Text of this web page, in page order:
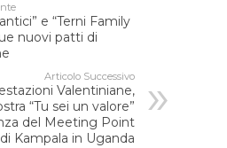
e “Terni Family
nuovi patti di
Articolo Successivo
Valentiniane,
“Tu sei un valore”
del Meeting Point
di Kampala in Uganda